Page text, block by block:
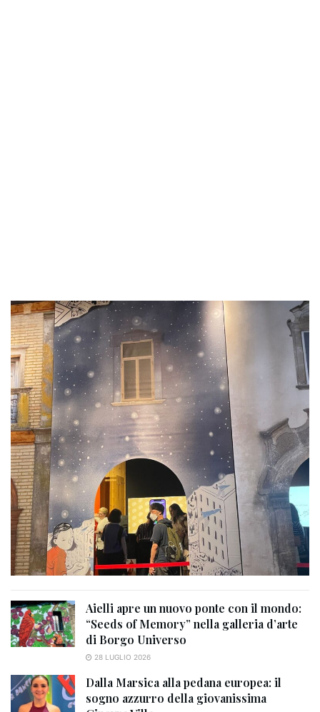
Aielli apre un nuovo ponte con il mondo:
“Seeds of Memory” nella galleria d’arte
di Borgo Universo
28 LUGLIO 2026
Dalla Marsica alla pedana europea: il
sogno azzurro della giovanissima